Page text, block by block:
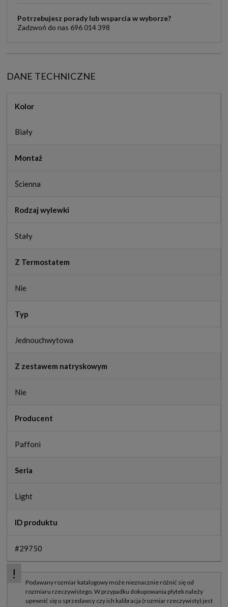
Potrzebujesz porady lub wsparcia w wyborze?
Zadzwoń do nas 696 014 398
DANE TECHNICZNE
Kolor
Biały
Montaż
Ścienna
Rodzaj wylewki
Stały
Z Termostatem
Nie
Typ
Jednouchwytowa
Z zestawem natryskowym
Nie
Producent
Paffoni
Seria
Light
ID produktu
#29750